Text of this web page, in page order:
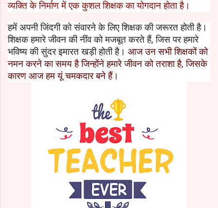
व्‍यक्ति के निर्माण में एक कुशल शिक्षक का योगदान होता है।
हमें अपनी जिंदगी को संवारने के लिए शिक्षक की जरूरत होती है।
शिक्षक हमारे जीवन की नींव को मजबूत करते हैं,जिस पर हमारे
भविष्‍य की सुंदर इमारत खड़ी होती है। आज उन सभी शिक्षकों को
नमन करने का समय है जिन्‍होंने हमारे जीवन को तराशा है,जिसके
कारण आज हम यूं चमकदार बने हैं।